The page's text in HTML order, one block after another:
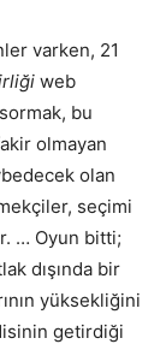
varken, 21
web
bu
olmayan
olan
seçimi
… Oyun bitti;
dışında bir
yüksekliğini
getirdiği